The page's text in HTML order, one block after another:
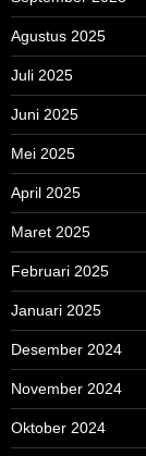
Agustus 2025
Juli 2025
Juni 2025
Mei 2025
April 2025
Maret 2025
Februari 2025
Januari 2025
Desember 2024
November 2024
Oktober 2024